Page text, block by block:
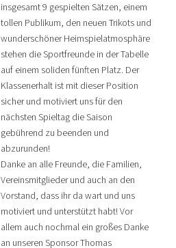
insgesamt 9 gespielten Sätzen, einem
tollen Publikum, den neuen Trikots und
wunderschöner Heimspielatmosphäre
stehen die Sportfreunde in der Tabelle
auf einem soliden fünften Platz. Der
Klassenerhalt ist mit dieser Position
sicher und motiviert uns für den
nächsten Spieltag die Saison
gebührend zu beenden und
abzurunden!
Danke an alle Freunde, die Familien,
Vereinsmitglieder und auch an den
Vorstand, dass ihr da wart und uns
motiviert und unterstützt habt! Vor
allem auch nochmal ein großes Danke
an unseren Sponsor Thomas